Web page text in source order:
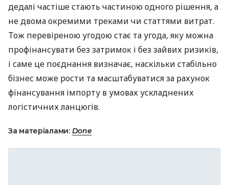
дедалі частіше стають частиною одного рішення, а
не двома окремими треками чи статтями витрат.
Тож перевіреною угодою стає та угода, яку можна
профінансувати без затримок і без зайвих ризиків,
і саме це поєднання визначає, наскільки стабільно
бізнес може рости та масштабуватися за рахунок
фінансування імпорту в умовах ускладнених
логістичних ланцюгів.
За матеріалами: Done